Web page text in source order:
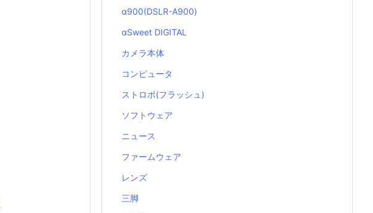
α900(DSLR-A900)
αSweet DIGITAL
カメラ本体
コンピュータ
ストロボ(フラッシュ)
ソフトウェア
ニュース
ファームウェア
レンズ
三脚